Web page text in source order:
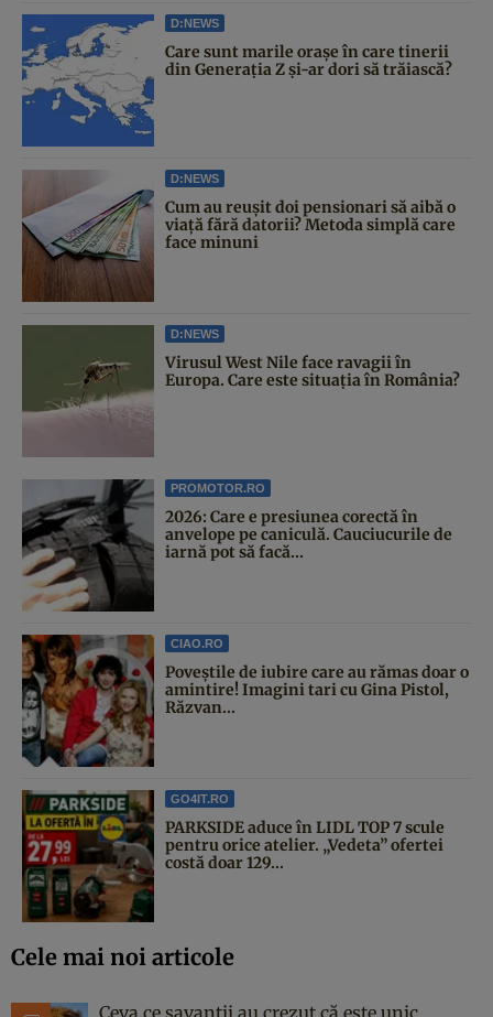
D:NEWS
Care sunt marile orașe în care tinerii
din Generația Z și-ar dori să trăiască?
D:NEWS
Cum au reușit doi pensionari să aibă o
viață fără datorii? Metoda simplă care
face minuni
D:NEWS
Virusul West Nile face ravagii în
Europa. Care este situația în România?
PROMOTOR.RO
2026: Care e presiunea corectă în
anvelope pe caniculă. Cauciucurile de
iarnă pot să facă...
CIAO.RO
Poveştile de iubire care au rămas doar o
amintire! Imagini tari cu Gina Pistol,
Răzvan...
GO4IT.RO
PARKSIDE aduce în LIDL TOP 7 scule
pentru orice atelier. „Vedeta” ofertei
costă doar 129...
Cele mai noi articole
Ceva ce savanții au crezut că este unic